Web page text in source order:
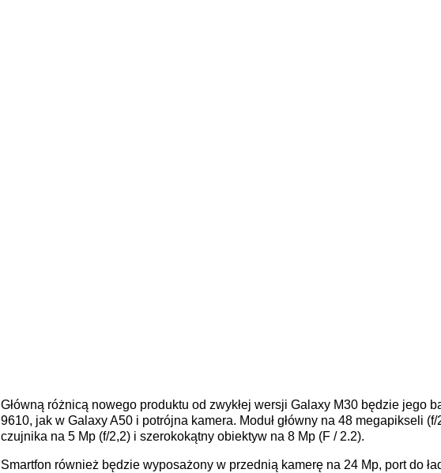
Główną różnicą nowego produktu od zwykłej wersji Galaxy M30 będzie jego
9610, jak w Galaxy A50 i potrójna kamera. Moduł główny na 48 megapikseli
czujnika na 5 Mp (f/2,2) i szerokokątny obiektyw na 8 Mp (F / 2.2).
Smartfon również będzie wyposażony w przednią kamerę na 24 Mp, port do